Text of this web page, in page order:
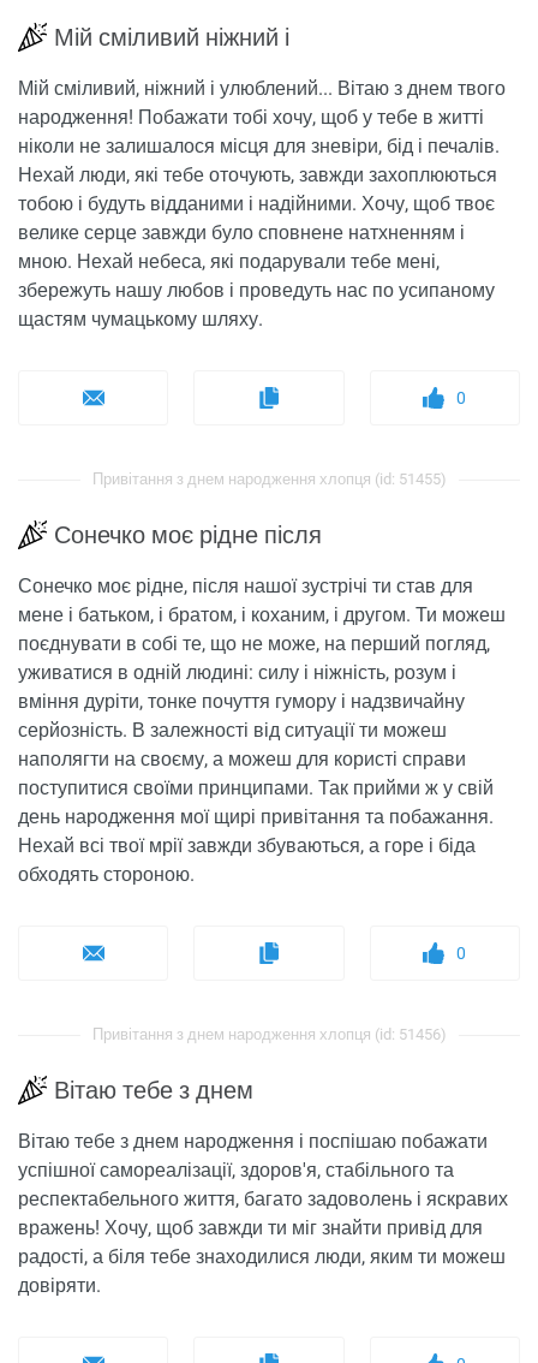
Мій сміливий ніжний і
Мій сміливий, ніжний і улюблений... Вітаю з днем ​​твого
народження! Побажати тобі хочу, щоб у тебе в житті
ніколи не залишалося місця для зневіри, бід і печалів.
Нехай люди, які тебе оточують, завжди захоплюються
тобою і будуть відданими і надійними. Хочу, щоб твоє
велике серце завжди було сповнене натхненням і
мною. Нехай небеса, які подарували тебе мені,
збережуть нашу любов і проведуть нас по усипаному
щастям чумацькому шляху.
0
Привітання з днем ​​народження хлопця (id: 51455)
Сонечко моє рідне після
Сонечко моє рідне, після нашої зустрічі ти став для
мене і батьком, і братом, і коханим, і другом. Ти можеш
поєднувати в собі те, що не може, на перший погляд,
уживатися в одній людині: силу і ніжність, розум і
вміння дуріти, тонке почуття гумору і надзвичайну
серйозність. В залежності від ситуації ти можеш
наполягти на своєму, а можеш для користі справи
поступитися своїми принципами. Так прийми ж у свій
день народження мої щирі привітання та побажання.
Нехай всі твої мрії завжди збуваються, а горе і біда
обходять стороною.
0
Привітання з днем ​​народження хлопця (id: 51456)
Вітаю тебе з днем
Вітаю тебе з днем ​​народження і поспішаю побажати
успішної самореалізації, здоров'я, стабільного та
респектабельного життя, багато задоволень і яскравих
вражень! Хочу, щоб завжди ти міг знайти привід для
радості, а біля тебе знаходилися люди, яким ти можеш
довіряти.